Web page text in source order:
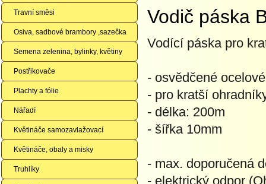
Travní směsi
Osiva, sadbové brambory ,sazečka
Semena zelenina, bylinky, květiny
Postřikovače
Plachty a fólie
Nářadí
Květináče samozavlažovací
Květináče, obaly a misky
Truhlíky
Vodič páska
Vodící páska pro
- osvědčené
- pro kratší
- délka: 200m
- šířka 10mm
- max. doporučená
- elektrický odpor